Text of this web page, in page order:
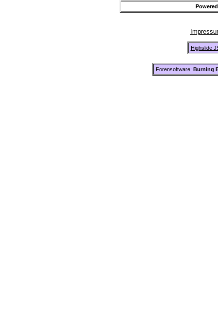
Highslide
Forensoftware: Burning